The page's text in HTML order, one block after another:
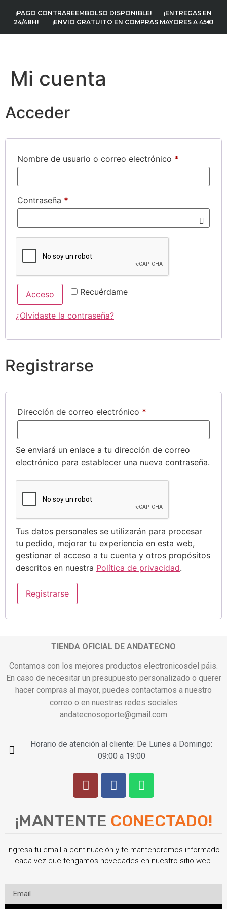
¡PAGO CONTRAREEMBOLSO DISPONIBLE! ¡ENTREGAS EN
24/48H! ¡ENVIO GRATUITO EN COMPRAS MAYORES A 45€!
Mi cuenta
Acceder
Nombre de usuario o correo electrónico *
Contraseña *
Recuérdame
Acceso
¿Olvidaste la contraseña?
Registrarse
Dirección de correo electrónico *
Se enviará un enlace a tu dirección de correo
electrónico para establecer una nueva contraseña.
Tus datos personales se utilizarán para procesar
tu pedido, mejorar tu experiencia en esta web,
gestionar el acceso a tu cuenta y otros propósitos
descritos en nuestra Política de privacidad.
Registrarse
TIENDA OFICIAL DE ANDATECNO
Contamos con los mejores productos electronicosdel páis.
En caso de necesitar un presupuesto personalizado o querer
hacer compras al mayor, puedes contactarnos a nuestro
correo o en nuestras redes sociales
andatecnosoporte@gmail.com
Horario de atención al cliente: De Lunes a Domingo:
09:00 a 19:00
¡MANTENTE CONECTADO!
Ingresa tu email a continuación y te mantendremos informado
cada vez que tengamos novedades en nuestro sitio web.